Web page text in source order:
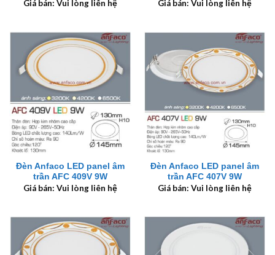
Giá bán: Vui lòng liên hệ Giá bán: Vui lòng liên hệ
Đèn Anfaco LED panel âm
trần AFC 409V 9W
Giá bán: Vui lòng liên hệ
Đèn Anfaco LED panel âm
trần AFC 407V 9W
Giá bán: Vui lòng liên hệ